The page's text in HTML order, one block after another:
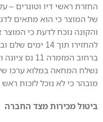
החזרת ראשי דיו וטונרים –
של המוצר כי הוא מתאים
והקונה נוכח לדעת כי המוצר
להחזירו תוך 14
ברחוב
נשלח המחאה במלוא ערכו
מובהר כי לא נוכל לזכות
ביטול מכירות מצד החברה